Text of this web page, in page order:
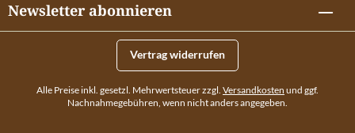
gegenüber Lithiumchlorid ungefähr 100 mal teurer bei gleicher
Lithiummenge und bei gleicher Wirkung. Weitere Informationen zu
Newsletter abonnieren
Vertrag widerrufen
Alle Preise inkl. gesetzl. Mehrwertsteuer zzgl. Versandkosten und ggf.
Nachnahmegebühren, wenn nicht anders angegeben.